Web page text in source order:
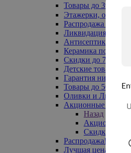
Товары до 399₽
Этажерки,
Распродажа
Ликвидация до -70%
Антисептики
Керамика по 129 руб
Скидки до 70%
Детские товары
Гарантия низкой
Товары до 500 руб
Оливки и Лимоны
Акционные товары
Назад
Акционные
Скидка 20%
Распродажа!
Лучшая цена